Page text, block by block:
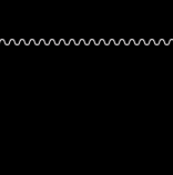
〰〰〰〰〰〰〰